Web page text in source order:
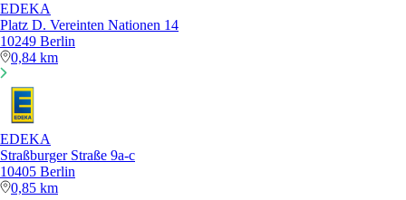
EDEKA
Platz D. Vereinten Nationen 14
10249 Berlin
0,84 km
EDEKA
Straßburger Straße 9a-c
10405 Berlin
0,85 km